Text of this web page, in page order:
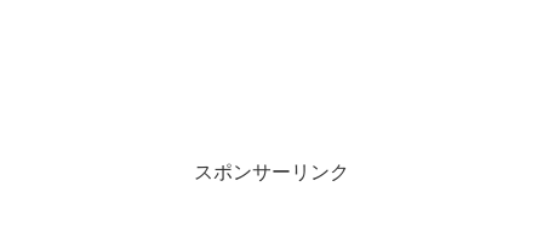
スポンサーリンク